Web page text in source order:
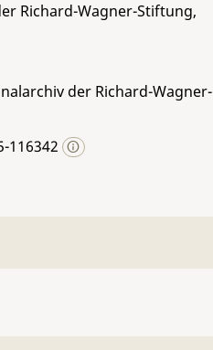
Richard-Wagner-Stiftung,
der Richard-Wagner-
116342